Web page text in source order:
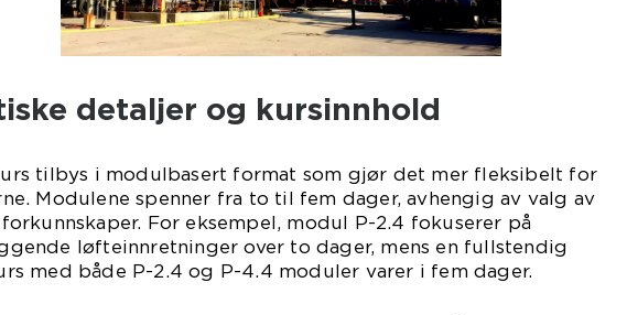
detaljer og kursinnhold
tilbys i modulbasert format som gjør det mer fleksibelt for
Modulene spenner fra to til fem dager, avhengig av valg av
For eksempel, modul P-2.4 fokuserer på
løfteinnretninger over to dager, mens en fullstendig
med både P-2.4 og P-4.4 moduler varer i fem dager.